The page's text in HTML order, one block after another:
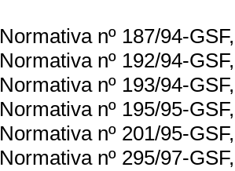
nº 187/94-
nº 192/94-
nº 193/94-
nº 195/95-
nº 201/95-
nº 295/97-